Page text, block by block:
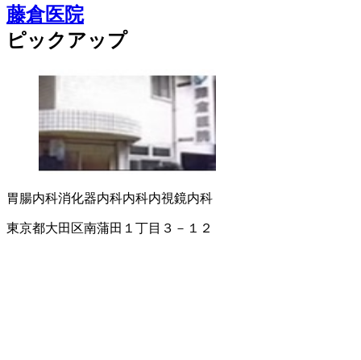
藤倉医院
ピックアップ
胃腸内科消化器内科内科内視鏡内科
東京都大田区南蒲田１丁目３－１２